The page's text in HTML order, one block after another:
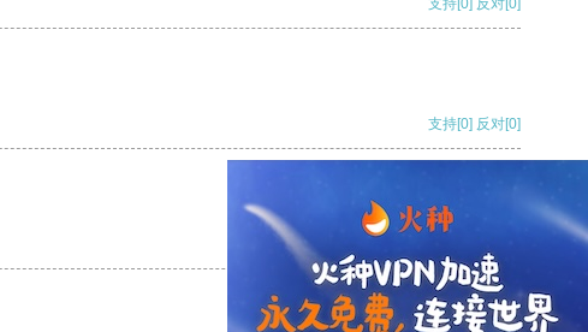
支持[0] 反对[0]
支持[0] 反对[0]